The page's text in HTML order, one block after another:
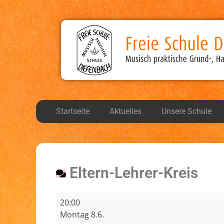
Freie Schule
Musisch, praktische Grund-, Haupt-, und
Startseite Aktuelles Unsere Schule
Eltern-Lehrer-Kreis
20:00
Montag 8.6.